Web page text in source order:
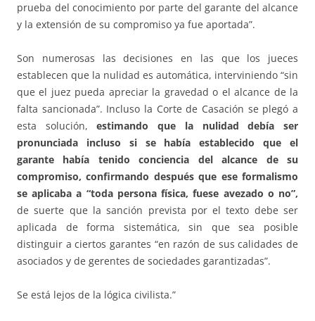
prueba del conocimiento por parte del garante del alcance
y la extensión de su compromiso ya fue aportada”.
Son numerosas las decisiones en las que los jueces
establecen que la nulidad es automática, interviniendo “sin
que el juez pueda apreciar la gravedad o el alcance de la
falta sancionada”. Incluso la Corte de Casación se plegó a
esta solución,estimando que la nulidad debía ser
pronunciada incluso si se había establecido que el
garante había tenido conciencia del alcance de su
compromiso, confirmando después que ese formalismo
se aplicaba a “toda persona física, fuese avezado o no”,
de suerte que la sanción prevista por el texto debe ser
aplicada de forma sistemática, sin que sea posible
distinguir a ciertos garantes “en razón de sus calidades de
asociados y de gerentes de sociedades garantizadas”.
Se está lejos de la lógica civilista.”